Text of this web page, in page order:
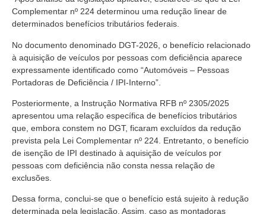
Complementar nº 224 determinou uma redução linear de
determinados benefícios tributários federais.
No documento denominado DGT-2026, o benefício relacionado
à aquisição de veículos por pessoas com deficiência aparece
expressamente identificado como “Automóveis – Pessoas
Portadoras de Deficiência / IPI-Interno”.
Posteriormente, a Instrução Normativa RFB nº 2305/2025
apresentou uma relação específica de benefícios tributários
que, embora constem no DGT, ficaram excluídos da redução
prevista pela Lei Complementar nº 224. Entretanto, o benefício
de isenção de IPI destinado à aquisição de veículos por
pessoas com deficiência não consta nessa relação de
exclusões.
Dessa forma, conclui-se que o benefício está sujeito à redução
determinada pela legislação. Assim, caso as montadoras